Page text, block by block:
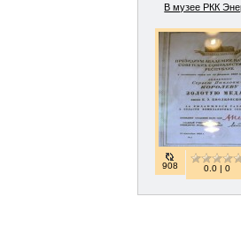
В музее РКК
908 0.0 | 0